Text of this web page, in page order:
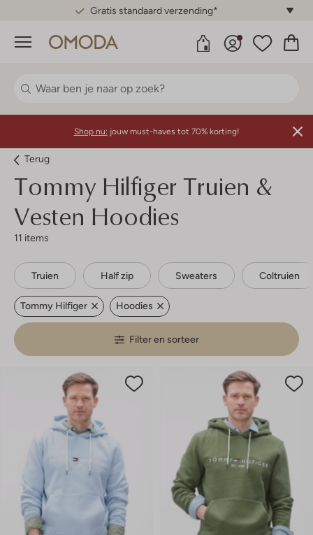
Gratis standaard verzending*
Menu
Shop nu: jouw must-haves tot 70% korting!
Terug
Tommy Hilfiger Truien &
Vesten Hoodies
11 items
Truien Half zip Sweaters Coltruien
Tommy Hilfiger Hoodies
Filter en sorteer